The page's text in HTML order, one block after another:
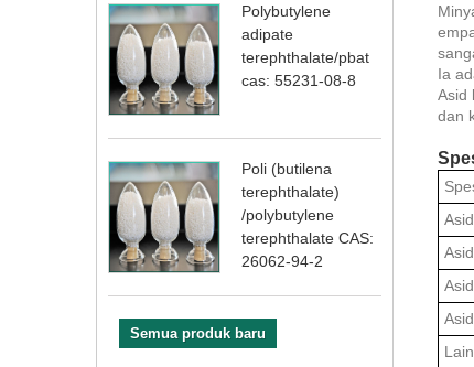
Polybutylene
adipate
terephthalate/pbat
cas: 55231-08-8
Poli (butilena
terephthalate)
/polybutylene
terephthalate CAS:
26062-94-2
Semua produk baru
Ia
Asid
dan
Lain